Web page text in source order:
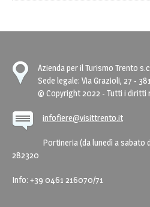
Azienda per il Turismo Trento
Sede legale: Via Grazioli, 27 -
© Copyright 2022 - Tutti i diritti
infofiere@visittrento.it
Portineria (da lunedì a sabato
282320
Info: +39 0461 216070/71